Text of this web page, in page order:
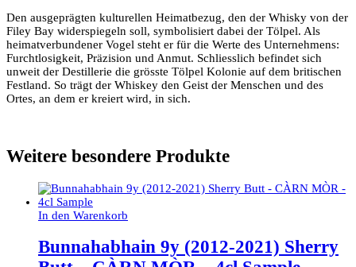
Den ausgeprägten kulturellen Heimatbezug, den der Whisky von der
Filey Bay widerspiegeln soll, symbolisiert dabei der Tölpel. Als
heimatverbundener Vogel steht er für die Werte des Unternehmens:
Furchtlosigkeit, Präzision und Anmut. Schliesslich befindet sich
unweit der Destillerie die grösste Tölpel Kolonie auf dem britischen
Festland. So trägt der Whiskey den Geist der Menschen und des
Ortes, an dem er kreiert wird, in sich.
Weitere besondere Produkte
In den Warenkorb
Bunnahabhain 9y (2012-2021) Sherry